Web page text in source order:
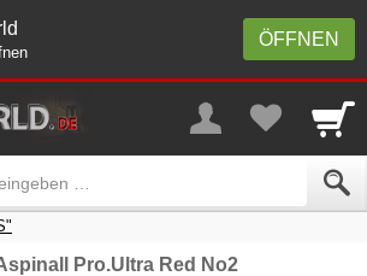
ÖFFNEN
Pro.Ultra Red No2